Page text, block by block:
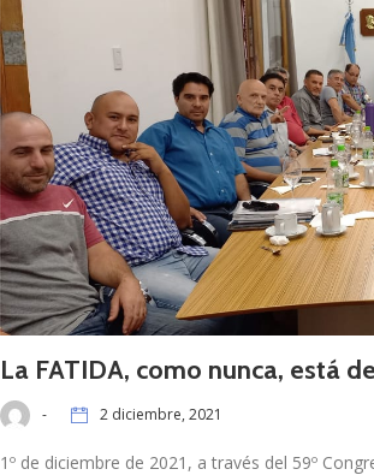
La FATIDA, como nunca, está
- 2 diciembre, 2021
1º de diciembre de 2021, a través del 59º